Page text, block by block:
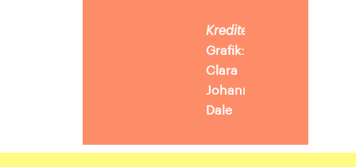
Kreditering
Grafik:
Clara
Johanne
Dale